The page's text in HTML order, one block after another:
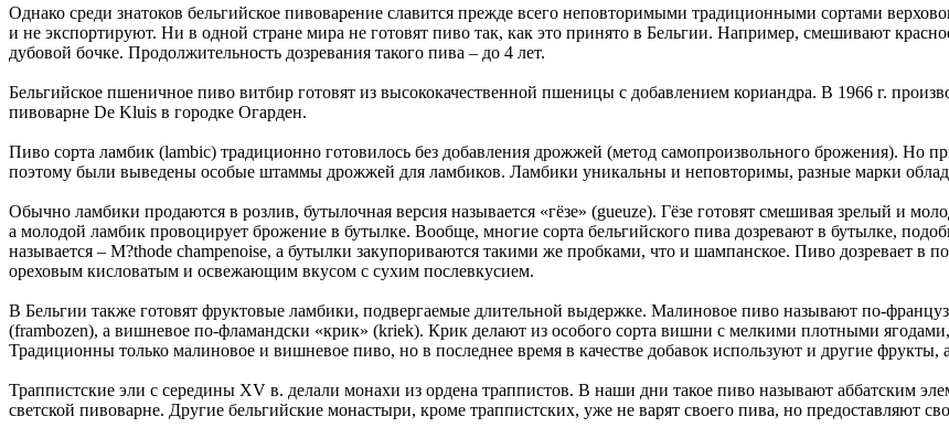
Однако среди знатоков бельгийское пивоварение славится прежде всего неповторимыми традиционными сортами
и не экспортируют. Ни в одной стране мира не готовят пиво так, как это принято в Бельгии. Например, смешивают
дубовой бочке. Продолжительность дозревания такого пива – до 4 лет.
Бельгийское пшеничное пиво витбир готовят из высококачественной пшеницы с добавлением кориандра. В 1966 г.
пивоварне De Kluis в городке Огарден.
Пиво сорта ламбик (lambic) традиционно готовилось без добавления дрожжей (метод самопроизвольного брожения). Но
поэтому были выведены особые штаммы дрожжей для ламбиков. Ламбики уникальны и неповторимы, разные марки
Обычно ламбики продаются в розлив, бутылочная версия называется «гёзе» (gueuze). Гёзе готовят смешивая зрелый и
а молодой ламбик провоцирует брожение в бутылке. Вообще, многие сорта бельгийского пива дозревают в бутылке,
называется – M?thode champenoise, а бутылки закупориваются такими же пробками, что и шампанское. Пиво дозревает в
ореховым кисловатым и освежающим вкусом с сухим послевкусием.
В Бельгии также готовят фруктовые ламбики, подвергаемые длительной выдержке. Малиновое пиво называют по-
(frambozen), а вишневое по-фламандски «крик» (kriek). Крик делают из особого сорта вишни с мелкими плотными
Традиционны только малиновое и вишневое пиво, но в последнее время в качестве добавок используют и другие фрукты,
Траппистские эли с середины XV в. делали монахи из ордена траппистов. В наши дни такое пиво называют аббатским
светской пивоварне. Другие бельгийские монастыри, кроме траппистских, уже не варят своего пива, но предоставляют